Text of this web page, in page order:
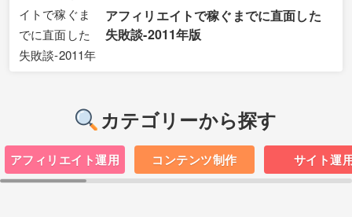
アフィリエイトで稼ぐまでに直面した
失敗談-2011年版
カテゴリーから探す
アフィリエイト運用 コンテンツ制作 サイト運